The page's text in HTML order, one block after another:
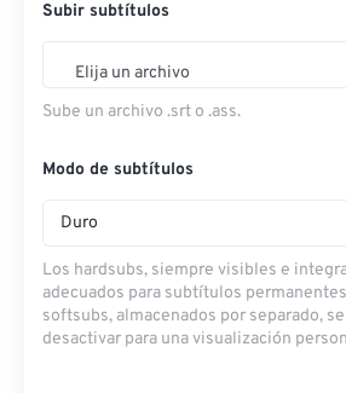
Subir subtítulos
Elija un archivo
Sube un archivo .srt o .ass.
Modo de subtítulos
Duro
Los hardsubs, siempre visibles e
adecuados para subtítulos
softsubs, almacenados por separado,
desactivar para una visualización